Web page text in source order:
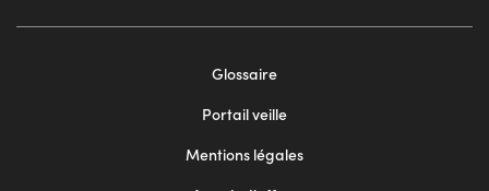
Glossaire
Portail veille
Mentions légales